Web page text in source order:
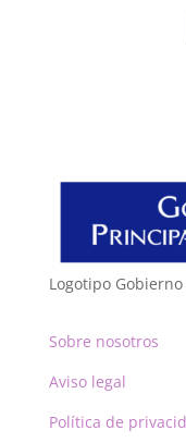
Logotipo
Sobre nosotros
Aviso legal
Política de